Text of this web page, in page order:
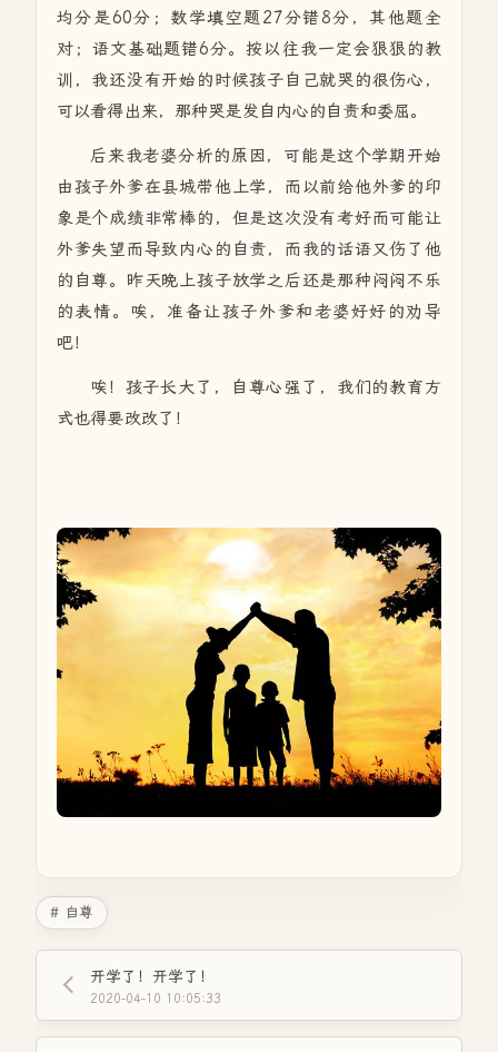
均分是60分；数学填空题27分错8分，其他题全
对；语文基础题错6分。按以往我一定会狠狠的教
训，我还没有开始的时候孩子自己就哭的很伤心，
可以看得出来，那种哭是发自内心的自责和委屈。
后来我老婆分析的原因，可能是这个学期开始
由孩子外爹在县城带他上学，而以前给他外爹的印
象是个成绩非常棒的，但是这次没有考好而可能让
外爹失望而导致内心的自责，而我的话语又伤了他
的自尊。昨天晚上孩子放学之后还是那种闷闷不乐
的表情。唉，准备让孩子外爹和老婆好好的劝导
吧！
唉！孩子长大了，自尊心强了，我们的教育方
式也得要改改了！
# 自尊
开学了！开学了！
2020-04-10 10:05:33